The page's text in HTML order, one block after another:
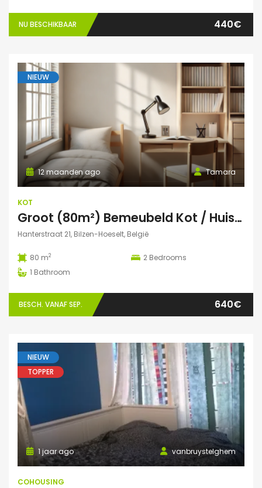
NU BESCHIKBAAR 440€
NIEUW
Tamara
12 maanden ago
KOT
Groot (80m²) Bemeubeld Kot / Huis (volledig privé) Diepenbeek
Hanterstraat 21, Bilzen-Hoeselt, België
80 m2 2 Bedrooms
1 Bathroom
BESCH. VANAF SEP. 640€
NIEUW
TOPPER
vanbruystelghem
1 jaar ago
COHOUSING